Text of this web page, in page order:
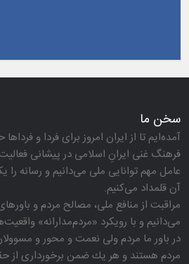
سخن ما
آمده‌ایم تا از ایران امروز برای فردا و
فرهنگ غنی ایرانِ اسلامی در پیشانی
عامل مهم توانایی ملی می‌دانیم و رسانه
آن قلمداد می‌كنیم.
مراقبت از منافع ملی، مصالح مردم و
می‌دانیم و با رویكرد «مردم‌مدارانه‌»
در باور ما مردم ولی نعمت و محور و
مردم هستند و هر یك ضمن برخورداری از